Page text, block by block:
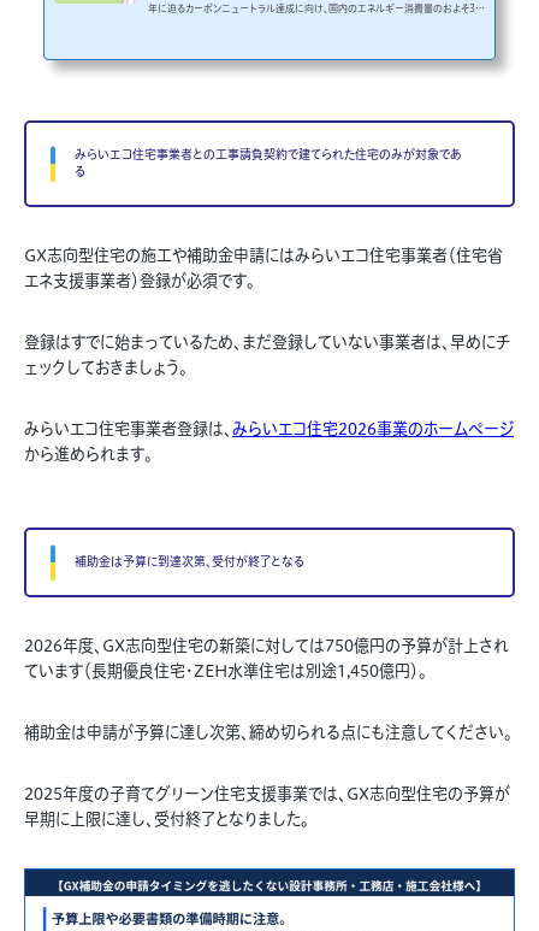
年に迫るカーボンニュートラル達成に向け、国内のエネルギー消費量のおよそ3割
みらいエコ住宅事業者との工事請負契約で建てられた住宅のみが対象であ
る
GX志向型住宅の施工や補助金申請にはみらいエコ住宅事業者（住宅省
エネ支援事業者）登録が必須です。
登録はすでに始まっているため、まだ登録していない事業者は、早めにチ
ェックしておきましょう。
みらいエコ住宅事業者登録は、 みらいエコ住宅2026事業のホームページ
から進められます。
補助金は予算に到達次第、受付が終了となる
2026年度、GX志向型住宅の新築に対しては750億円の予算が計上され
ています（長期優良住宅・ZEH水準住宅は別途1,450億円）。
補助金は申請が予算に達し次第、締め切られる点にも注意してください。
2025年度の子育てグリーン住宅支援事業では、GX志向型住宅の予算が
早期に上限に達し、受付終了となりました。